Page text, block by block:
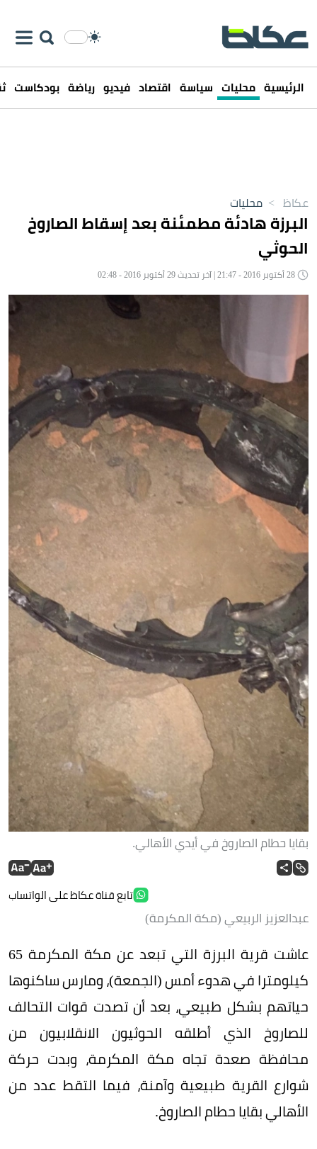
الرئيسية محليات سياسة اقتصاد فيديو رياضة بودكاست
عكاظ > محليات
البرزة هادئة مطمئنة بعد إسقاط الصاروخ
الحوثي
بقايا حطام الصاروخ في أيدي الأهالي.
تابع قناة عكاظ على الواتساب
عبدالعزيز الربيعي (مكة المكرمة)
عاشت قرية البرزة التي تبعد عن مكة المكرمة 65
كيلومترا في هدوء أمس (الجمعة)، ومارس ساكنوها
حياتهم بشكل طبيعي، بعد أن تصدت قوات التحالف
للصاروخ الذي أطلقه الحوثيون الانقلابيون من
محافظة صعدة تجاه مكة المكرمة، وبدت حركة
شوارع القرية طبيعية وآمنة، فيما التقط عدد من
الأهالي بقايا حطام الصاروخ.